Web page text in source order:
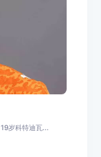
岁科特迪瓦...